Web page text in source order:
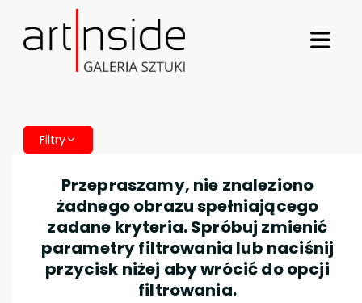
Filtry
Przepraszamy, nie znaleziono
żadnego obrazu spełniającego
zadane kryteria. Spróbuj zmienić
parametry filtrowania lub naciśnij
przycisk niżej aby wrócić do opcji
filtrowania.